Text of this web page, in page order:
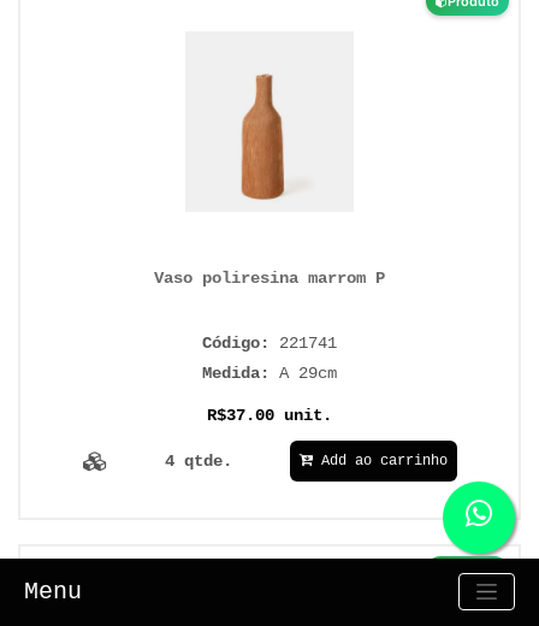
Menu
Vaso poliresina marrom P
Código: 221741
Medida: A 29cm
R$37.00 unit.
4 qtde. Add ao carrinho
Produto